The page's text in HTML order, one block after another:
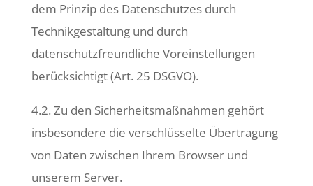
dem Prinzip des Datenschutzes durch
Technikgestaltung und durch
datenschutzfreundliche Voreinstellungen
berücksichtigt (Art. 25 DSGVO).
4.2. Zu den Sicherheitsmaßnahmen gehört
insbesondere die verschlüsselte Übertragung
von Daten zwischen Ihrem Browser und
unserem Server.